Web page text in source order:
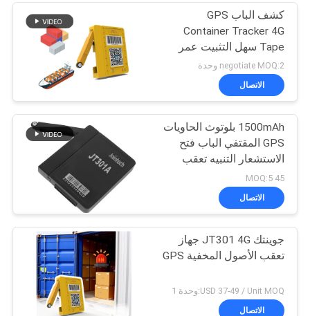
كشف الباب GPS
Container Tracker 4G
Tape سهل التثبيت عمر
بطارية طويل
negotiate MOQ:2 وحدة
الاتصال
1500mAh بلوتوث الحاويات
GPS المقتفي الباب فتح
الاستشعار التنبيه تعقب
45 MOQ:5
الاتصال
جوينتك JT301 4G جهاز
تعقب الأصول المخفية GPS
USD 37-49 / Unit MOQ:وحدة 1
الاتصال